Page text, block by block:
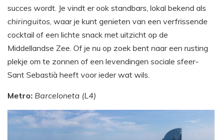
succes wordt. Je vindt er ook standbars, lokal bekend als
chiringuitos , waar je kunt genieten van een verfrissende
cocktail of een lichte snack met uitzicht op de
Middellandse Zee. Of je nu op zoek bent naar een rusting
plekje om te zonnen of een levendingen sociale sfeer-
Sant Sebastià heeft voor ieder wat wils.
Metro: Barceloneta (L4)